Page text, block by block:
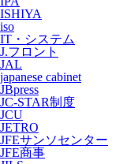
ISHIYA
iso
IT・システム
J.フロント
JAL
japanese cabinet
JBpress
JC-STAR制度
JCU
JETRO
JFEサンソセンター
JFE商事